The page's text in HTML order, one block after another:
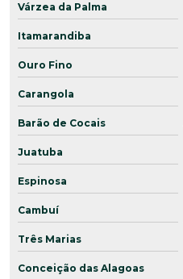
Várzea da Palma
Itamarandiba
Ouro Fino
Carangola
Barão de Cocais
Juatuba
Espinosa
Cambuí
Três Marias
Conceição das Alagoas